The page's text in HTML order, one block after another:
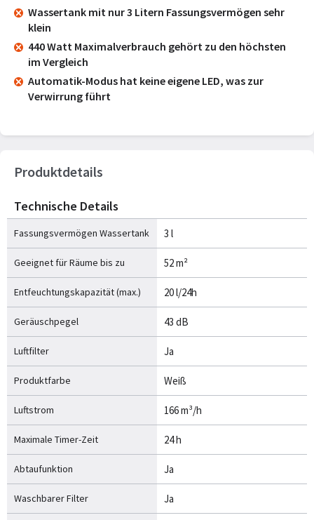
Wassertank mit nur 3 Litern Fassungsvermögen sehr
klein
440 Watt Maximalverbrauch gehört zu den höchsten
im Vergleich
Automatik-Modus hat keine eigene LED, was zur
Verwirrung führt
Produktdetails
Technische Details
Fassungsvermögen Wassertank 3 l
Geeignet für Räume bis zu 52 m²
Entfeuchtungskapazität (max.) 20 l/24h
Geräuschpegel 43 dB
Luftfilter Ja
Produktfarbe Weiß
Luftstrom 166 m³/h
Maximale Timer-Zeit 24 h
Abtaufunktion Ja
Waschbarer Filter Ja